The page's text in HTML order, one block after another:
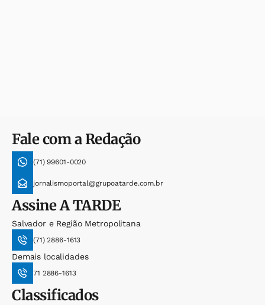
Fale com a Redação
(71) 99601-0020
jornalismoportal@grupoatarde.com.br
AssineA TARDE
Salvador e Região Metropolitana
(71) 2886-1613
Demais localidades
71 2886-1613
Classificados